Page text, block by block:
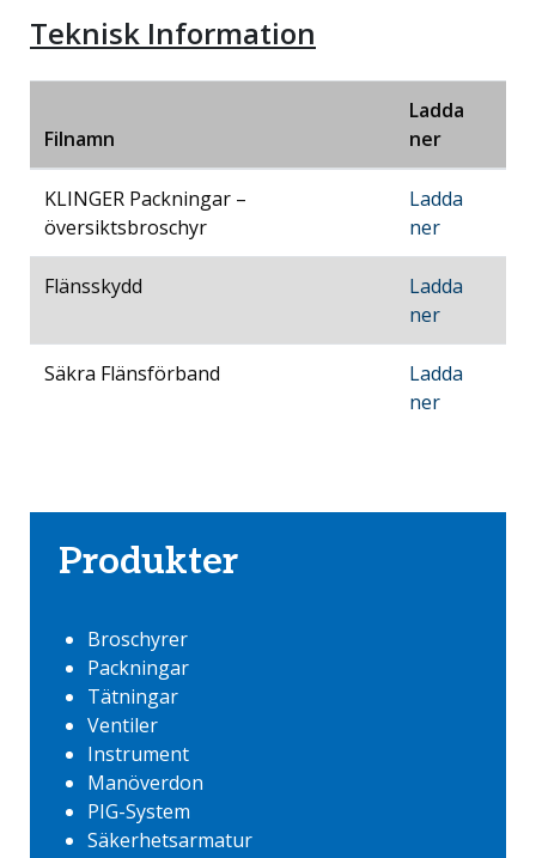
Teknisk Information
Filnamn
Ladda
ner
KLINGER Packningar –
översiktsbroschyr
Ladda
ner
Flänsskydd
Ladda
ner
Säkra Flänsförband
Ladda
ner
Produkter
Broschyrer
Packningar
Tätningar
Ventiler
Instrument
Manöverdon
PIG-System
Säkerhetsarmatur